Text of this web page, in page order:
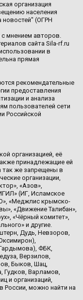
организация
населения
новостей" (ОГРН
мнением авторов.
сайта Sila-rf.ru
в
прямая
рекомендательные
предоставления
и анализа
пользователей сети
Российской
организацией, её
принадлежащие ей
так же запрещены в
организации,
«Азов»,
(ИГ, Исламское
«Меджлис крымско-
«Движение Талибан»,
«Чёрный комитет»,
и другие.
Дудь, Невзоров,
ФБК,
Верзилов,
Быков, Шац,
Гудков, Варламов,
и организаций,
России, можно найти на